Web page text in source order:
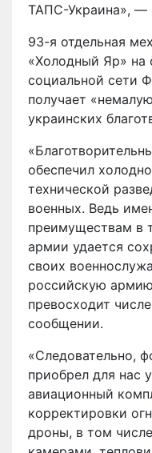
ТАПС-Украина», —
93-я отдельная
«Холодный Яр» на
социальной сети
получает
украинских
обеспечил
технической
военных. Ведь
преимуществам в
армии удается
своих
российскую
превосходит
сообщении.
«Следовательно,
приобрел для нас
авиационный
корректировки
дроны, в том